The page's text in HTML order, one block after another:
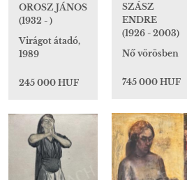
SZÁSZ
ENDRE
(1926 - 2003)
Nő vörösben
745 000 HUF
OROSZ JÁNOS
(1932 - )
Virágot átadó,
1989
245 000 HUF